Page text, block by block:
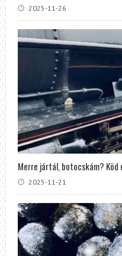
2025-11-26
Merre jártál, botocskám?
2025-11-21